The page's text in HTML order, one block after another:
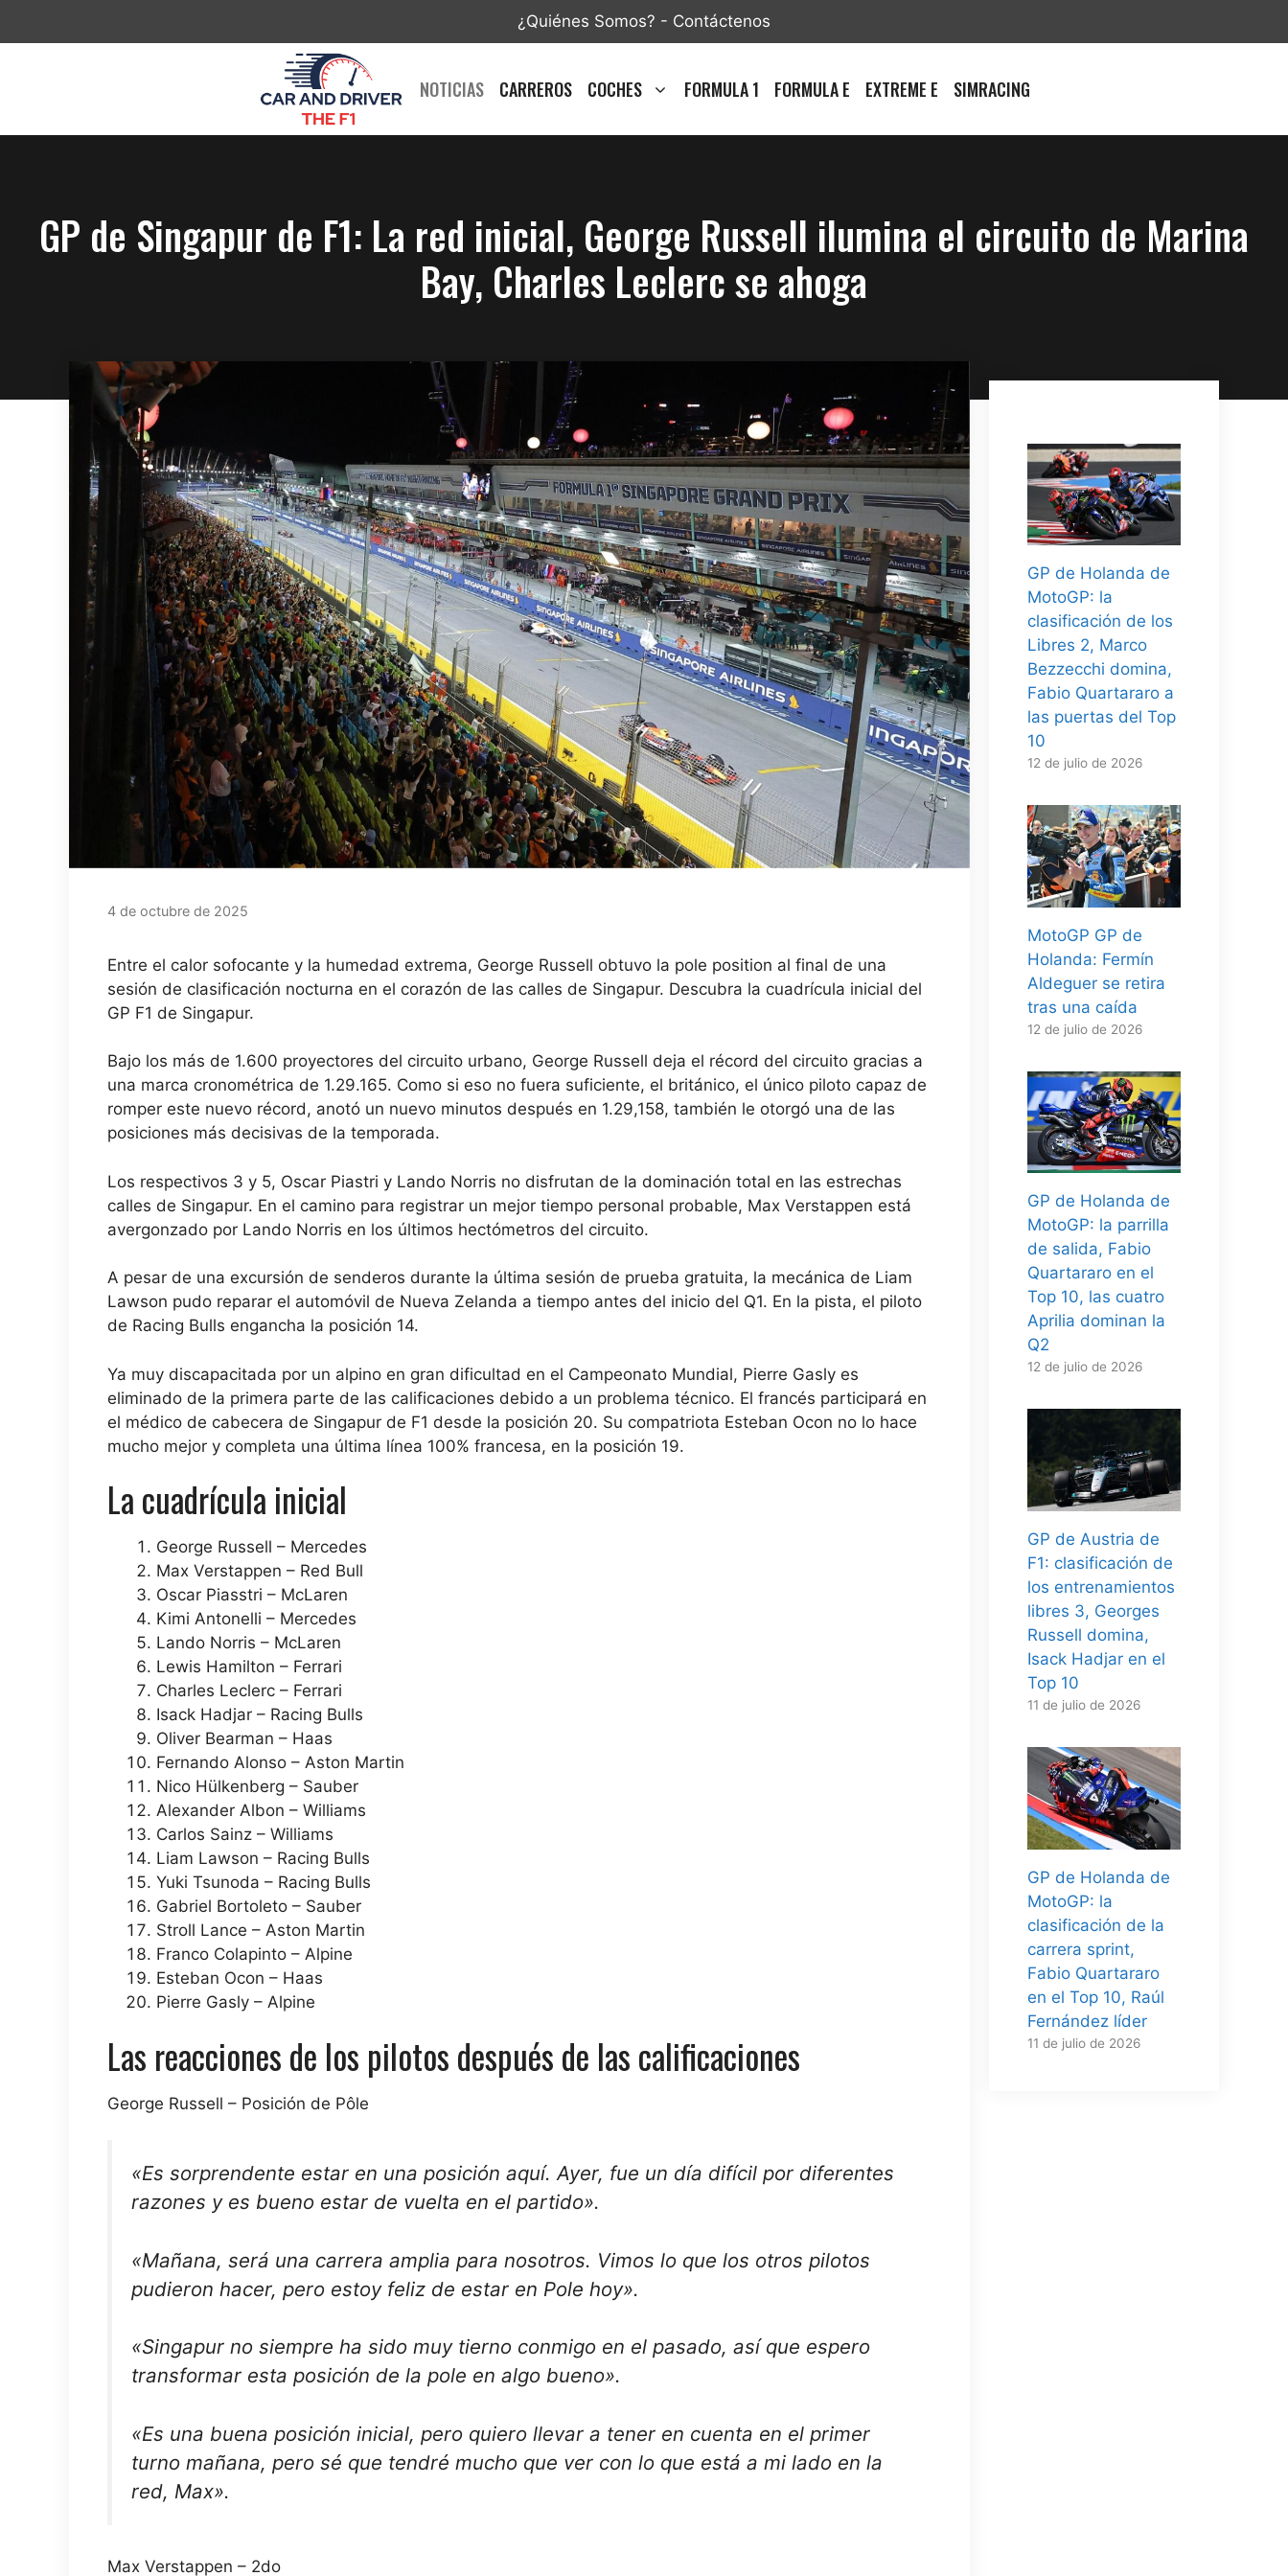
¿Quiénes Somos? - Contáctenos
NOTICIAS CARREROS COCHES FORMULA 1 FORMULA E EXTREME E SIMRACING
GP de Singapur de F1: La red inicial, George Russell ilumina el circuito de Marina
Bay, Charles Leclerc se ahoga
4 de octubre de 2025
Entre el calor sofocante y la humedad extrema, George Russell obtuvo la pole position al final de una
sesión de clasificación nocturna en el corazón de las calles de Singapur. Descubra la cuadrícula inicial del
GP F1 de Singapur.
Bajo los más de 1.600 proyectores del circuito urbano, George Russell deja el récord del circuito gracias a
una marca cronométrica de 1.29.165. Como si eso no fuera suficiente, el británico, el único piloto capaz de
romper este nuevo récord, anotó un nuevo minutos después en 1.29,158, también le otorgó una de las
posiciones más decisivas de la temporada.
Los respectivos 3 y 5, Oscar Piastri y Lando Norris no disfrutan de la dominación total en las estrechas
calles de Singapur. En el camino para registrar un mejor tiempo personal probable, Max Verstappen está
avergonzado por Lando Norris en los últimos hectómetros del circuito.
A pesar de una excursión de senderos durante la última sesión de prueba gratuita, la mecánica de Liam
Lawson pudo reparar el automóvil de Nueva Zelanda a tiempo antes del inicio del Q1. En la pista, el piloto
de Racing Bulls engancha la posición 14.
Ya muy discapacitada por un alpino en gran dificultad en el Campeonato Mundial, Pierre Gasly es
eliminado de la primera parte de las calificaciones debido a un problema técnico. El francés participará en
el médico de cabecera de Singapur de F1 desde la posición 20. Su compatriota Esteban Ocon no lo hace
mucho mejor y completa una última línea 100% francesa, en la posición 19.
La cuadrícula inicial
George Russell – Mercedes
Max Verstappen – Red Bull
Oscar Piasstri – McLaren
Kimi Antonelli – Mercedes
Lando Norris – McLaren
Lewis Hamilton – Ferrari
Charles Leclerc – Ferrari
Isack Hadjar – Racing Bulls
Oliver Bearman – Haas
Fernando Alonso – Aston Martin
Nico Hülkenberg – Sauber
Alexander Albon – Williams
Carlos Sainz – Williams
Liam Lawson – Racing Bulls
Yuki Tsunoda – Racing Bulls
Gabriel Bortoleto – Sauber
Stroll Lance – Aston Martin
Franco Colapinto – Alpine
Esteban Ocon – Haas
Pierre Gasly – Alpine
Las reacciones de los pilotos después de las calificaciones
George Russell – Posición de Pôle
«Es sorprendente estar en una posición aquí. Ayer, fue un día difícil por diferentes
razones y es bueno estar de vuelta en el partido».
«Mañana, será una carrera amplia para nosotros. Vimos lo que los otros pilotos
pudieron hacer, pero estoy feliz de estar en Pole hoy».
«Singapur no siempre ha sido muy tierno conmigo en el pasado, así que espero
transformar esta posición de la pole en algo bueno».
«Es una buena posición inicial, pero quiero llevar a tener en cuenta en el primer
turno mañana, pero sé que tendré mucho que ver con lo que está a mi lado en la
red, Max».
Max Verstappen – 2do
GP de Holanda de
MotoGP: la
clasificación de los
Libres 2, Marco
Bezzecchi domina,
Fabio Quartararo a
las puertas del Top
10
12 de julio de 2026
MotoGP GP de
Holanda: Fermín
Aldeguer se retira
tras una caída
12 de julio de 2026
GP de Holanda de
MotoGP: la parrilla
de salida, Fabio
Quartararo en el
Top 10, las cuatro
Aprilia dominan la
Q2
12 de julio de 2026
GP de Austria de
F1: clasificación de
los entrenamientos
libres 3, Georges
Russell domina,
Isack Hadjar en el
Top 10
11 de julio de 2026
GP de Holanda de
MotoGP: la
clasificación de la
carrera sprint,
Fabio Quartararo
en el Top 10, Raúl
Fernández líder
11 de julio de 2026